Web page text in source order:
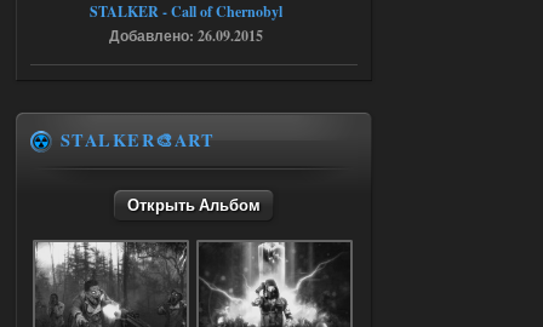
STCoP WP 3.4
Ответить ➤
04.08.2026
Объединенный Пак 2 + OGSR +
STCoP WP 3.4
17:08
Stalker-Mods-Clan-su
STALKER - Call of Chernobyl
Добавлено: 26.09.2015
STALKER🎨ART
Открыть Альбом